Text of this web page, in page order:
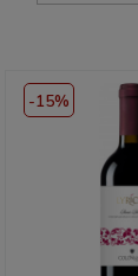
-15%